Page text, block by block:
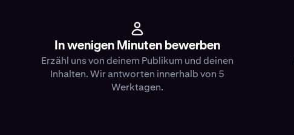
In wenigen Minuten bewerben
Erzähl uns von deinem Publikum und deinen
Inhalten. Wir antworten innerhalb von 5
Werktagen.